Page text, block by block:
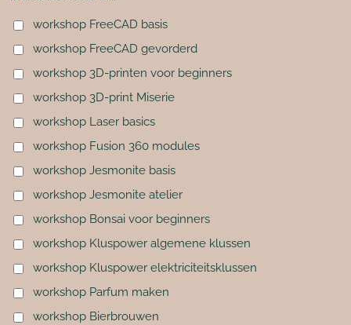
workshop FreeCAD basis
workshop FreeCAD gevorderd
workshop 3D-printen voor beginners
workshop 3D-print Miserie
workshop Laser basics
workshop Fusion 360 modules
workshop Jesmonite basis
workshop Jesmonite atelier
workshop Bonsai voor beginners
workshop Kluspower algemene klussen
workshop Kluspower elektriciteitsklussen
workshop Parfum maken
workshop Bierbrouwen